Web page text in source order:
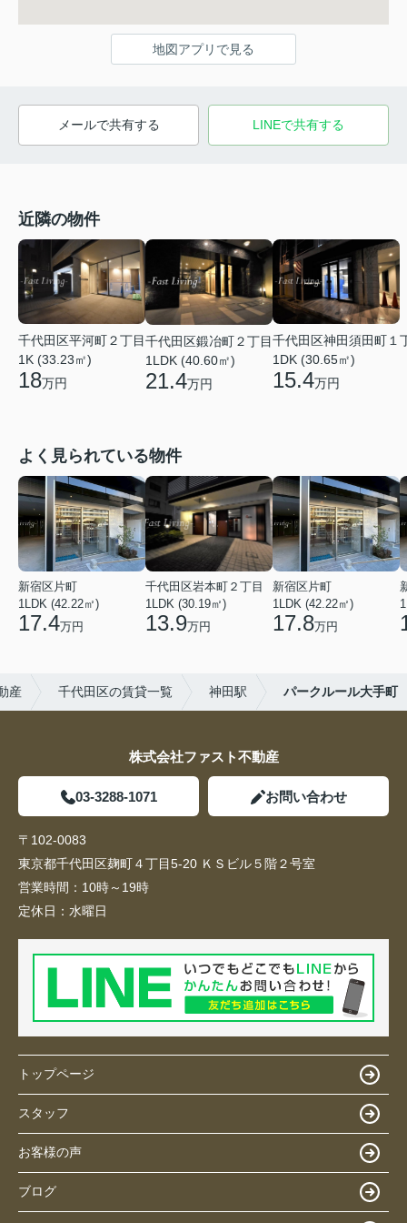
地図アプリで見る
メールで共有する LINEで共有する
近隣の物件
千代田区平河町２丁目
1K (33.23㎡)
18万円
千代田区鍛冶町２丁目
1LDK (40.60㎡)
21.4万円
千代田区神田須田町１
1DK (30.65㎡)
15.4万円
よく見られている物件
新宿区片町
1LDK (42.22㎡)
17.4万円
千代田区岩本町２丁目
1LDK (30.19㎡)
13.9万円
新宿区片町
1LDK (42.22㎡)
17.8万円
産 千代田区の賃貸一覧 神田駅 パークルール大手町
株式会社ファスト不動産
03-3288-1071 お問い合わせ
〒102-0083
東京都千代田区麹町４丁目5-20 ＫＳビル５階２号室
営業時間： 10時～19時
定休日： 水曜日
トップページ
スタッフ
お客様の声
ブログ